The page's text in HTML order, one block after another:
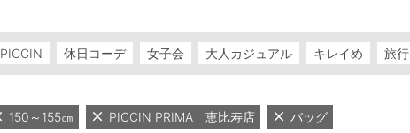
PICCIN 休日コーデ 女子会 大人カジュアル キレイめ 旅行
150～155㎝ PICCIN PRIMA 恵比寿店 バッグ